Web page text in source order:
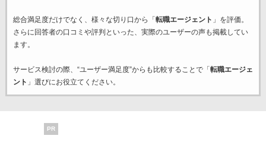
総合満足度だけでなく、様々な切り口から「 転職エージェント 」を評価。
さらに回答者の口コミや評判といった、実際のユーザーの声も掲載してい
ます。
サービス検討の際、“ユーザー満足度”からも比較することで「 転職エージェ
ント 」選びにお役立てください。
PR